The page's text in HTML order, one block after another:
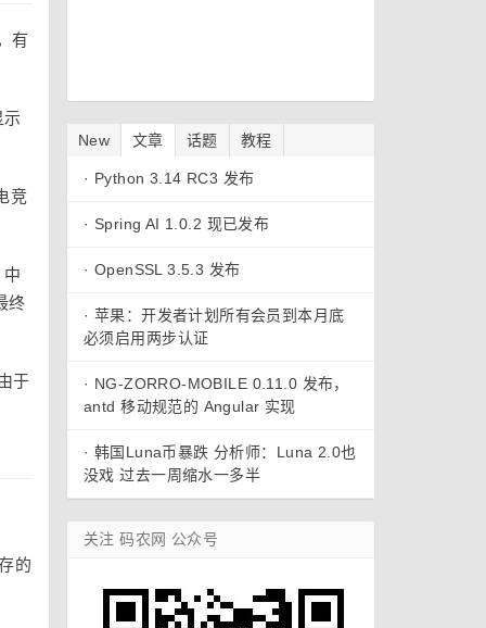
有
竞
终
于
的
New 文章 话题 教程
· Python 3.14 RC3 发布
· Spring AI 1.0.2 现已发布
· OpenSSL 3.5.3 发布
· 苹果：开发者计划所有会员到本月底
必须启用两步认证
· NG-ZORRO-MOBILE 0.11.0 发布，
antd 移动规范的 Angular 实现
· 韩国Luna币暴跌 分析师：Luna 2.0也
没戏 过去一周缩水一多半
关注 码农网 公众号